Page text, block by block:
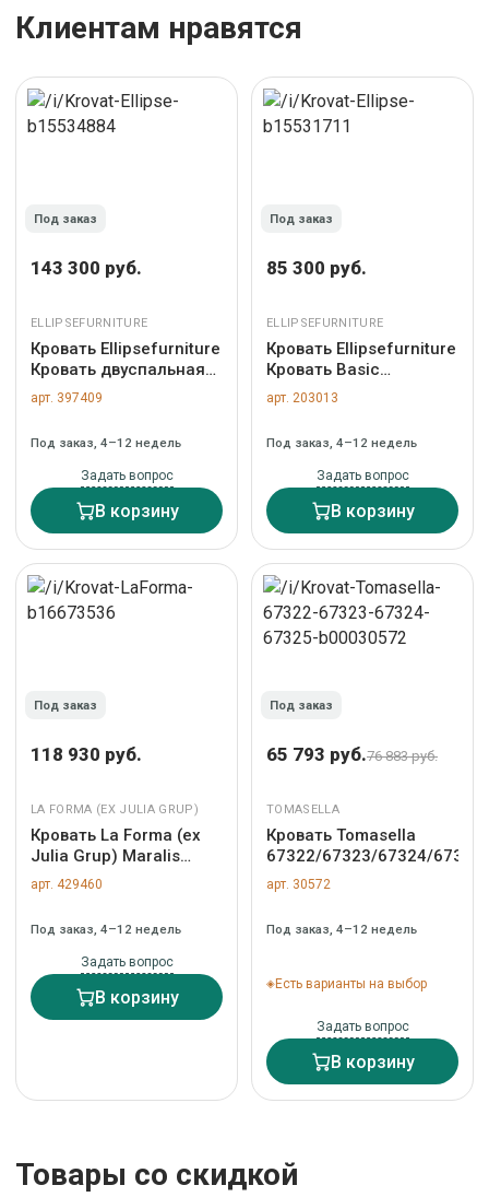
Клиентам нравятся
Под заказ
143 300 руб.
ELLIPSEFURNITURE
Кровать Ellipsefurniture
Кровать двуспальная
Classic 200 см
(молочный, рогожка)
арт. 397409
Под заказ, 4–12 недель
Задать вопрос
В корзину
Под заказ
85 300 руб.
ELLIPSEFURNITURE
Кровать Ellipsefurniture
Кровать Basic
спальное место
90*200 см
арт. BS010103010101
арт. 203013
Под заказ, 4–12 недель
Задать вопрос
В корзину
Под заказ
118 930 руб.
LA FORMA (ЕХ JULIA GRUP)
Кровать La Forma (ех
Julia Grup) Maralis
Кровать-вигвам из
массива бука с белой
арт. 146036
арт. 429460
Под заказ, 4–12 недель
Задать вопрос
В корзину
Под заказ
65 793 руб.76 883 руб.
TOMASELLA
Кровать Tomasella
67322/67323/67324/67325
арт. 30572
Под заказ, 4–12 недель
Есть варианты на выбор
Задать вопрос
В корзину
Товары со скидкой